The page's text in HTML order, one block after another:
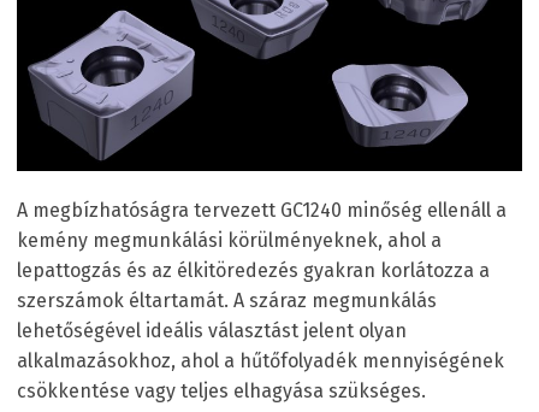
A megbízhatóságra tervezett GC1240 minőség ellenáll a
kemény megmunkálási körülményeknek, ahol a
lepattogzás és az élkitöredezés gyakran korlátozza a
szerszámok éltartamát. A száraz megmunkálás
lehetőségével ideális választást jelent olyan
alkalmazásokhoz, ahol a hűtőfolyadék mennyiségének
csökkentése vagy teljes elhagyása szükséges.